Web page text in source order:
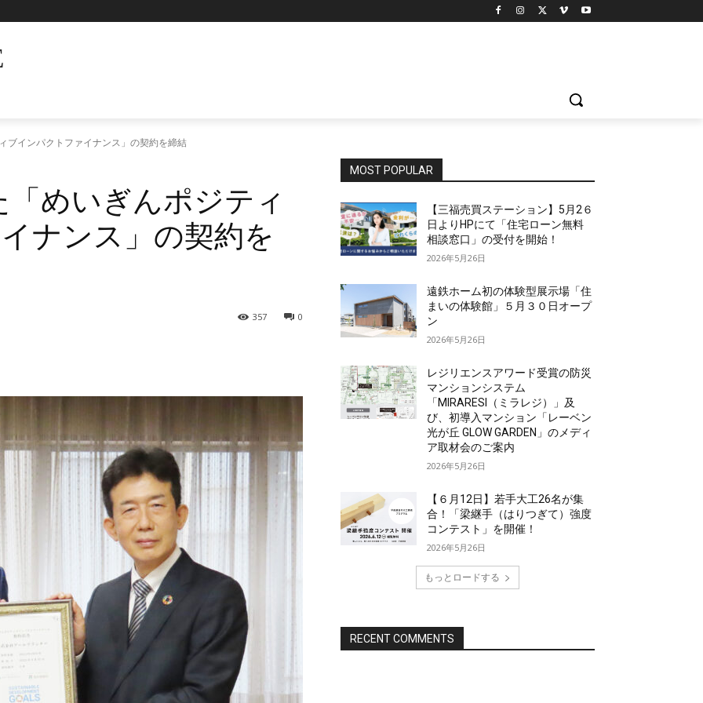
ブインパクトファイナンス」の契約を締結
「めいぎんポジティ
ナンス」の契約を
0
357
MOST POPULAR
【三福売買ステーション】5月2６
日よりHPにて「住宅ローン無料
相談窓口」の受付を開始！
2026年5月26日
遠鉄ホーム初の体験型展示場「住
まいの体験館」５月３０日オープ
ン
2026年5月26日
レジリエンスアワード受賞の防災
マンションシステム
「MIRARESI（ミラレジ）」及
び、初導入マンション「レーベン
光が丘 GLOW GARDEN」のメディ
ア取材会のご案内
2026年5月26日
【６月12日】若手大工26名が集
合！「梁継手（はりつぎて）強度
コンテスト」を開催！
2026年5月26日
もっとロードする
RECENT COMMENTS